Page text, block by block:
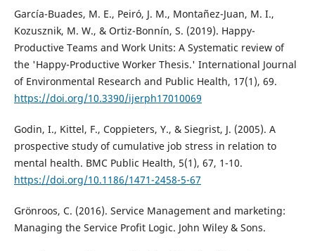
García-Buades, M. E., Peiró, J. M., Montañez-Juan, M. I.,
Kozusznik, M. W., & Ortiz-Bonnín, S. (2019). Happy-
Productive Teams and Work Units: A Systematic review of
the 'Happy-Productive Worker Thesis.' International Journal
of Environmental Research and Public Health, 17(1), 69.
https://doi.org/10.3390/ijerph17010069
Godin, I., Kittel, F., Coppieters, Y., & Siegrist, J. (2005). A
prospective study of cumulative job stress in relation to
mental health. BMC Public Health, 5(1), 67, 1-10.
https://doi.org/10.1186/1471-2458-5-67
Grönroos, C. (2016). Service Management and marketing:
Managing the Service Profit Logic. John Wiley & Sons.